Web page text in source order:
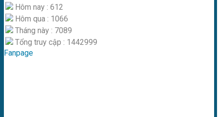
Hôm nay : 612
Hôm qua : 1066
Tháng này : 7089
Tổng truy cập : 1442999
Fanpage